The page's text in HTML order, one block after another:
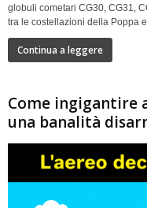
globuli cometari CG30, CG31,
tra le costellazioni della Poppa
Continua a leggere
Come ingigantire
una banalità